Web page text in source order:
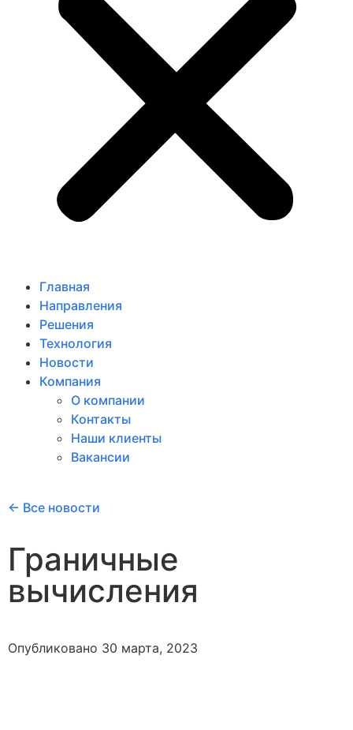
Главная
Направления
Решения
Технология
Новости
Компания
О компании
Контакты
Наши клиенты
Вакансии
← Все новости
Граничные
вычисления
Опубликовано 30 марта, 2023